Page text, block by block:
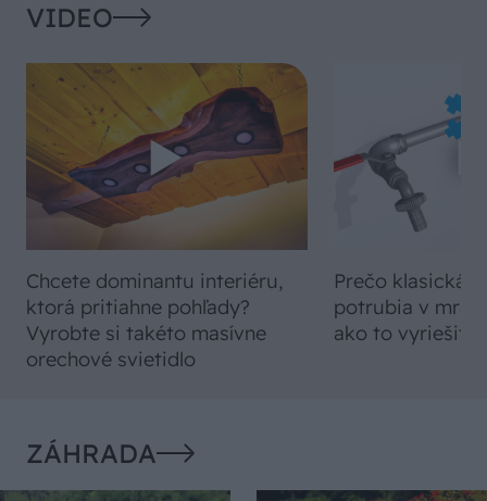
VIDEO
Chcete dominantu interiéru,
ktorá pritiahne pohľady?
Vyrobte si takéto masívne
orechové svietidlo
Prečo klasická
potrubia v
ako to vyriešiť
ZÁHRADA